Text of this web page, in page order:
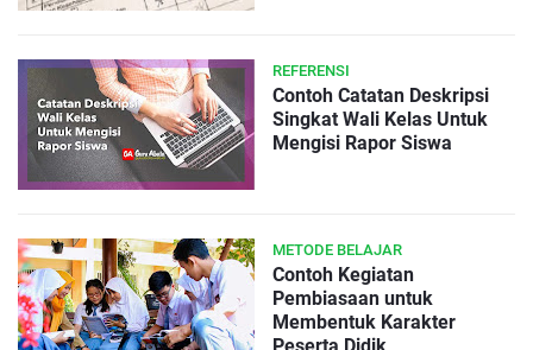
REFERENSI
Contoh Catatan Deskripsi
Singkat Wali Kelas Untuk
Mengisi Rapor Siswa
METODE BELAJAR
Contoh Kegiatan
Pembiasaan untuk
Membentuk Karakter
Peserta Didik